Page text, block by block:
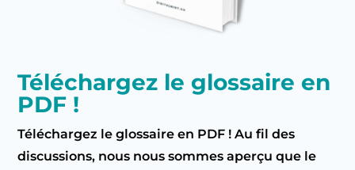
Téléchargez le glossaire en
PDF !
Téléchargez le glossaire en PDF ! Au fil des
discussions, nous nous sommes aperçu que le